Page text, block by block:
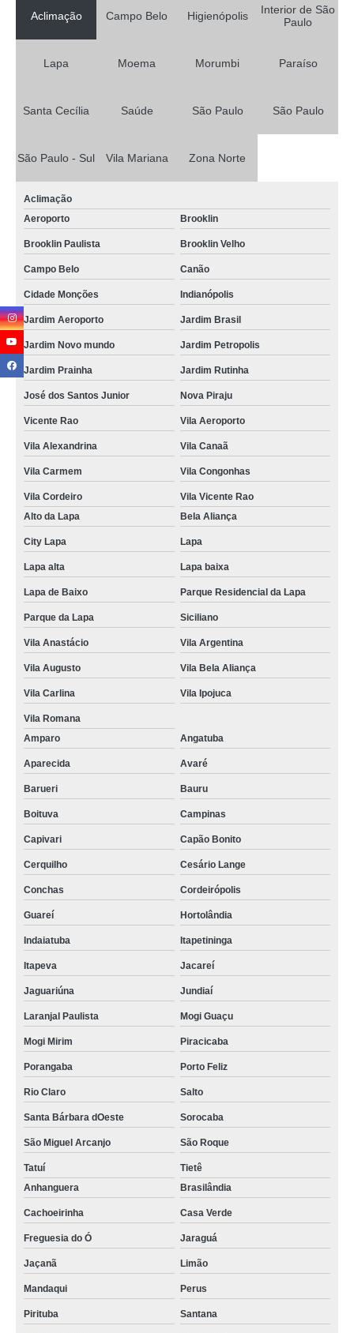
Aclimação Campo Belo Higienópolis
Interior de São
Paulo
Lapa Moema Morumbi Paraíso
Santa Cecília Saúde São Paulo São Paulo
São Paulo - Sul Vila Mariana Zona Norte
Aclimação
Aeroporto
Brooklin
Brooklin Paulista Brooklin Velho
Campo Belo Canão
Cidade Monções Indianópolis
Jardim Aeroporto Jardim Brasil
Jardim Novo mundo Jardim Petropolis
Jardim Prainha Jardim Rutinha
José dos Santos Junior Nova Piraju
Vicente Rao Vila Aeroporto
Vila Alexandrina Vila Canaã
Vila Carmem Vila Congonhas
Vila Cordeiro
Vila Vicente Rao
Alto da Lapa
Bela Aliança
City Lapa Lapa
Lapa alta Lapa baixa
Lapa de Baixo Parque Residencial da Lapa
Parque da Lapa Siciliano
Vila Anastácio Vila Argentina
Vila Augusto Vila Bela Aliança
Vila Carlina Vila Ipojuca
Vila Romana
Amparo
Angatuba
Aparecida Avaré
Barueri Bauru
Boituva Campinas
Capivari Capão Bonito
Cerquilho Cesário Lange
Conchas Cordeirópolis
Guareí Hortolândia
Indaiatuba Itapetininga
Itapeva Jacareí
Jaguariúna Jundiaí
Laranjal Paulista Mogi Guaçu
Mogi Mirim Piracicaba
Porangaba Porto Feliz
Rio Claro Salto
Santa Bárbara dOeste Sorocaba
São Miguel Arcanjo São Roque
Tatuí
Tietê
Anhanguera
Brasilândia
Cachoeirinha Casa Verde
Freguesia do Ó Jaraguá
Jaçanã Limão
Mandaqui Perus
Pirituba Santana